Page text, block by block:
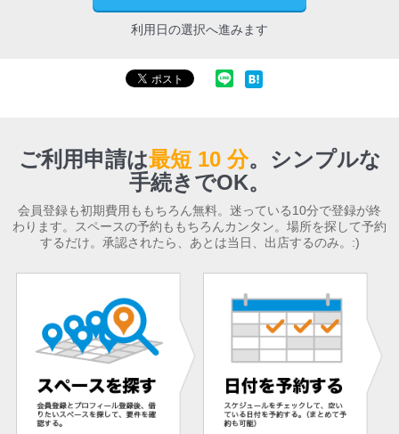
利用日の選択へ進みます
ご利用申請は最短 10 分。 シンプルな
手続きでOK。
会員登録も初期費用ももちろん無料。迷っている10分で登録が終
わります。スペースの予約ももちろんカンタン。場所を探して予約
するだけ。承認されたら、あとは当日、出店するのみ。:)